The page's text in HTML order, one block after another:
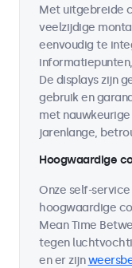
Met uitgebreide
veelzijdige
eenvoudig te
De displays zijn
gebruik en
met
jarenlange,
Hoogwaardige
Onze self-
hoogwaardige
Mean Time
tegen
en er zijn